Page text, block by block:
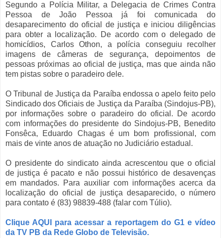
Segundo a Polícia Militar, a Delegacia de Crimes Contra
Pessoa de João Pessoa já foi comunicada do
desaparecimento do oficial de justiça e iniciou diligências
para obter a localização. De acordo com o delegado de
homicídios, Carlos Othon, a polícia conseguiu recolher
imagens de câmeras de segurança, depoimentos de
pessoas próximas ao oficial de justiça, mas que ainda não
tem pistas sobre o paradeiro dele.
O Tribunal de Justiça da Paraíba endossa o apelo feito pelo
Sindicado dos Oficiais de Justiça da Paraíba (Sindojus-PB),
por informações sobre o paradeiro do oficial. De acordo
com informações do presidente do Sindojus-PB, Benedito
Fonsêca, Eduardo Chagas é um bom profissional, com
mais de vinte anos de atuação no Judiciário estadual.
O presidente do sindicato ainda acrescentou que o oficial
de justiça é pacato e não possui histórico de desavenças
em mandados. Para auxiliar com informações acerca da
localização do oficial de justiça desaparecido, o número
para contato é (83) 98839-488 (falar com Túlio).
Clique AQUI para acessar a reportagem do G1 e vídeo
da TV PB da Rede Globo de Televisão.